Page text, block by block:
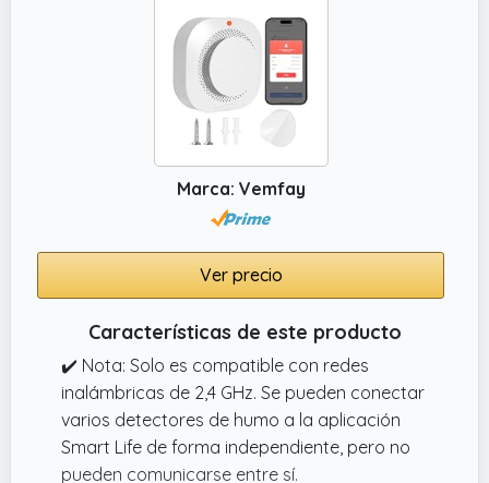
Marca: Vemfay
Ver precio
Características de este producto
✔️ Nota: Solo es compatible con redes
inalámbricas de 2,4 GHz. Se pueden conectar
varios detectores de humo a la aplicación
Smart Life de forma independiente, pero no
pueden comunicarse entre sí.